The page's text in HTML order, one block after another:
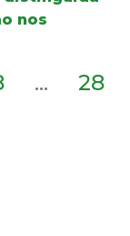
nos
... 28